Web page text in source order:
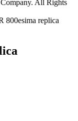
All Rights
800esima replica